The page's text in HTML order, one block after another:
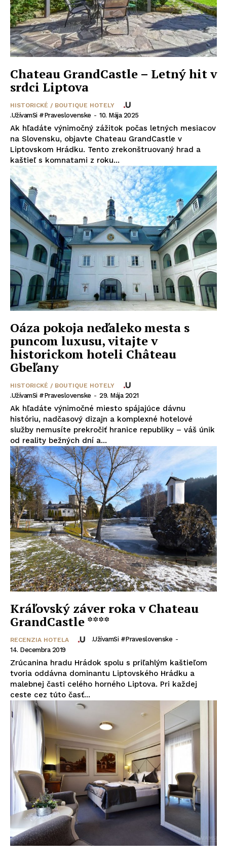
Chateau GrandCastle – Letný hit v
srdci Liptova
HISTORICKÉ / BOUTIQUE HOTELY
.UžívamSi #praveslovenske - 10. Mája 2025
Ak hľadáte výnimočný zážitok počas letných mesiacov
na Slovensku, objavte Chateau GrandCastle v
Liptovskom Hrádku. Tento zrekonštruovaný hrad a
kaštieľ s komnatami z roku...
Oáza pokoja neďaleko mesta s
puncom luxusu, vitajte v
historickom hoteli Château
Gbeľany
HISTORICKÉ / BOUTIQUE HOTELY
.UžívamSi #praveslovenske - 29. Mája 2021
Ak hľadáte výnimočné miesto spájajúce dávnu
históriu, nadčasový dizajn a komplexné hotelové
služby nemusíte prekročiť hranice republiky – váš únik
od reality bežných dní a...
Kráľovský záver roka v Chateau
GrandCastle ****
RECENZIA HOTELA .UžívamSi #praveslovenske -
14. Decembra 2019
Zrúcanina hradu Hrádok spolu s priľahlým kaštieľom
tvoria oddávna dominantu Liptovského Hrádku a
malebnej časti celého horného Liptova. Pri každej
ceste cez túto časť...